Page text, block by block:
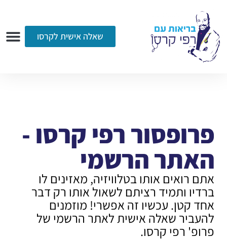
שאלה אישית לקרסו
פרופסור רפי קרסו -
האתר הרשמי
אתם רואים אותו בטלוויזיה, מאזינים לו
ברדיו ותמיד רציתם לשאול אותו רק דבר
אחד קטן. עכשיו זה אפשרי! מוזמנים
להעביר שאלה אישית לאתר הרשמי של
פרופ' רפי קרסו.